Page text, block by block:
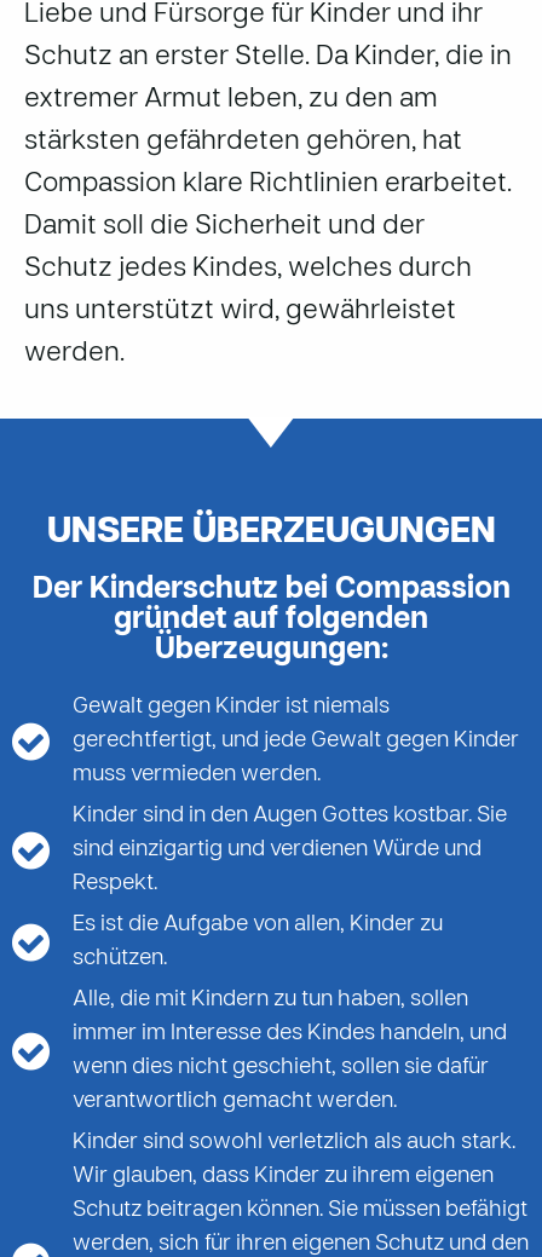
Liebe und Fürsorge für Kinder und ihr
Schutz an erster Stelle. Da Kinder, die in
extremer Armut leben, zu den am
stärksten gefährdeten gehören, hat
Compassion klare Richtlinien erarbeitet.
Damit soll die Sicherheit und der
Schutz jedes Kindes, welches durch
uns unterstützt wird, gewährleistet
werden.
UNSERE ÜBERZEUGUNGEN
Der Kinderschutz bei Compassion
gründet auf folgenden
Überzeugungen:
Gewalt gegen Kinder ist niemals
gerechtfertigt, und jede Gewalt gegen Kinder
muss vermieden werden.
Kinder sind in den Augen Gottes kostbar. Sie
sind einzigartig und verdienen Würde und
Respekt.
Es ist die Aufgabe von allen, Kinder zu
schützen.
Alle, die mit Kindern zu tun haben, sollen
immer im Interesse des Kindes handeln, und
wenn dies nicht geschieht, sollen sie dafür
verantwortlich gemacht werden.
Kinder sind sowohl verletzlich als auch stark.
Wir glauben, dass Kinder zu ihrem eigenen
Schutz beitragen können. Sie müssen befähigt
werden, sich für ihren eigenen Schutz und den